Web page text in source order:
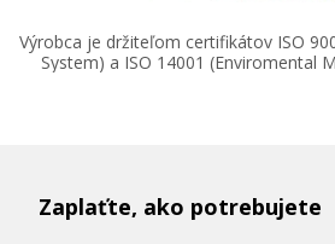
Výrobca je držiteľom certifikátov ISO
System) a ISO 14001 (Enviromental
Zaplaťte, ako potrebujete